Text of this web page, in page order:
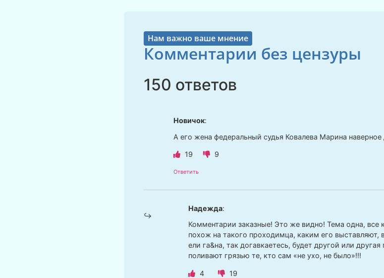
Нам важно ваше мнение
Комментарии без цензуры
150 ответов
Новичок:
А его жена федеральный судья Ковалева Марина
19 9
Ответить
Надежда:
Комментарии заказные! Это же видно! Тема одна, все
похож на такого проходимца, каким его выставляют,
ели га&на, так догавкаетесь, будет другой или
поливают грязью те, кто сам «не ухо, не было»!!!
4 19